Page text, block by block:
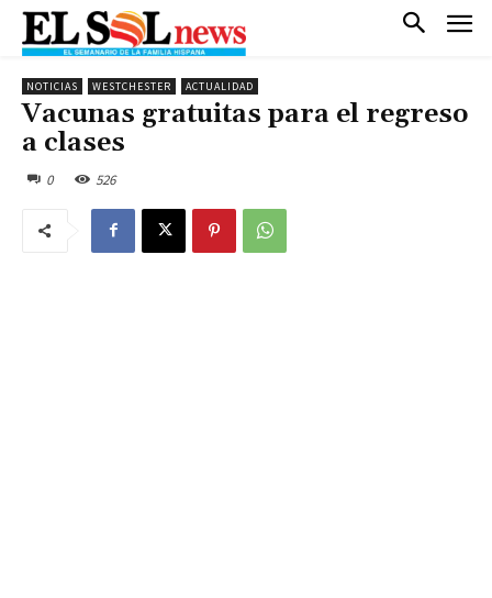
NOTICIAS WESTCHESTER ACTUALIDAD
Vacunas gratuitas para el regreso
a clases
0 526